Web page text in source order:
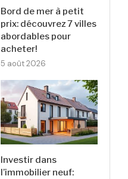
Bord de mer à petit
prix: découvrez 7 villes
abordables pour
acheter!
5 août 2026
Investir dans
l’immobilier neuf: